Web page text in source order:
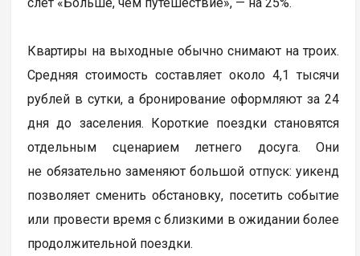
Квартиры на выходные обычно снимают на троих.
Средняя стоимость составляет около 4,1 тысячи
рублей в сутки, а бронирование оформляют за 24
дня до заселения. Короткие поездки становятся
отдельным сценарием летнего досуга. Они
не обязательно заменяют большой отпуск: уикенд
позволяет сменить обстановку, посетить событие
или провести время с близкими в ожидании более
продолжительной поездки.